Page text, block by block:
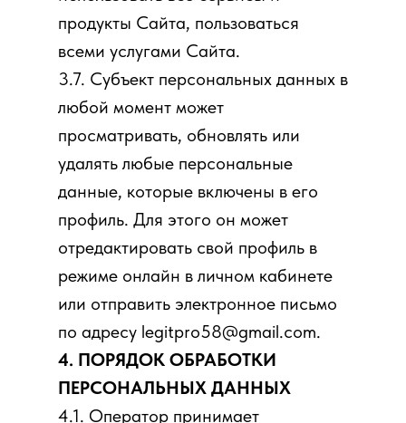
продукты Сайта, пользоваться
всеми услугами Сайта.
3.7. Субъект персональных данных в
любой момент может
просматривать, обновлять или
удалять любые персональные
данные, которые включены в его
профиль. Для этого он может
отредактировать свой профиль в
режиме онлайн в личном кабинете
или отправить электронное письмо
по адресу legitpro58@gmail.com.
4. ПОРЯДОК ОБРАБОТКИ
ПЕРСОНАЛЬНЫХ ДАННЫХ
4.1. Оператор принимает